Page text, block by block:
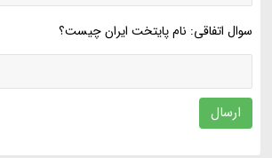
سوال اتفاقی: نام پایتخت ایران چیست؟
ارسال